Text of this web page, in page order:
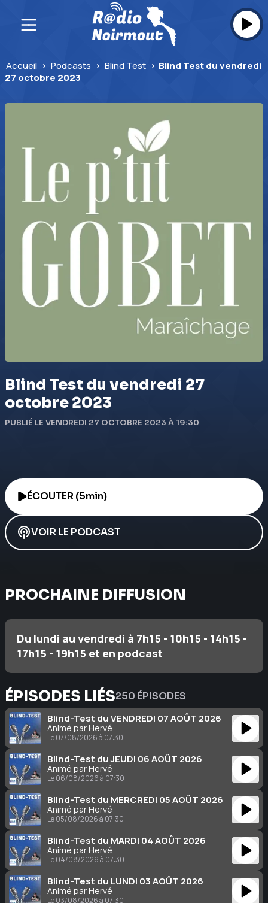
Accueil > Podcasts > Blind Test > Blind Test du vendredi
27 octobre 2023
Blind Test du vendredi 27
octobre 2023
PUBLIÉ LE VENDREDI 27 OCTOBRE 2023 À 19:30
ÉCOUTER (5min)
VOIR LE PODCAST
PROCHAINE DIFFUSION
Du lundi au vendredi à 7h15 - 10h15 - 14h15 -
17h15 - 19h15 et en podcast
ÉPISODES LIÉS250 ÉPISODES
Blind-Test du VENDREDI 07 AOÛT 2026
Animé par Hervé
Le 07/08/2026 à 07:30
Blind-Test du JEUDI 06 AOÛT 2026
Animé par Hervé
Le 06/08/2026 à 07:30
Blind-Test du MERCREDI 05 AOÛT 2026
Animé par Hervé
Le 05/08/2026 à 07:30
Blind-Test du MARDI 04 AOÛT 2026
Animé par Hervé
Le 04/08/2026 à 07:30
Blind-Test du LUNDI 03 AOÛT 2026
Animé par Hervé
Le 03/08/2026 à 07:30